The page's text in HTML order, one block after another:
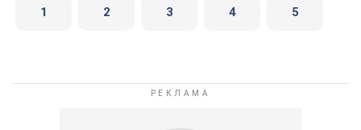
1 2 3 4 5